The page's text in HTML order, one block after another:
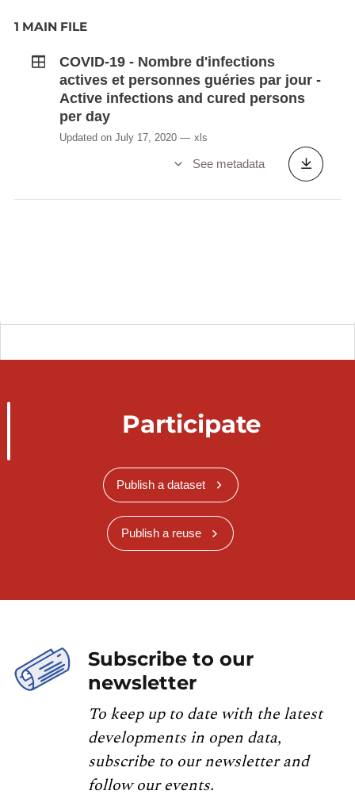
1 MAIN FILE
COVID-19 - Nombre d'infections
actives et personnes guéries par jour -
Active infections and cured persons
per day
Updated on July 17, 2020 xls
See metadata
Participate
Publish a dataset
Publish a reuse
Subscribe to our
newsletter
To keep up to date with the latest
developments in open data,
subscribe to our newsletter and
follow our events.